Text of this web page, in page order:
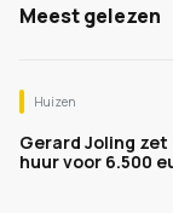
Meest gelezen
Huizen
Gerard Joling
huur voor 6.500